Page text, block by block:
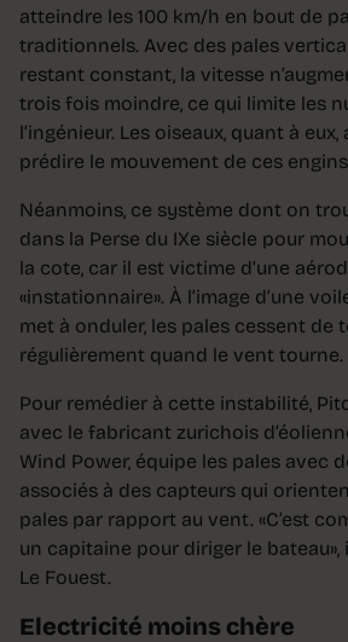
atteindre les 100 km/h en bout de
traditionnels. Avec des pales
restant constant, la vitesse
trois fois moindre, ce qui limite les
l’ingénieur. Les oiseaux, quant à
prédire le mouvement de ces
Néanmoins, ce système dont on
dans la Perse du IXe siècle pour
la cote, car il est victime d’une
«instationnaire». À l’image d’une
met à onduler, les pales cessent de
régulièrement quand le vent tourne.
Pour remédier à cette instabilité,
avec le fabricant zurichois
Wind Power, équipe les pales avec
associés à des capteurs qui
pales par rapport au vent. «C’est
un capitaine pour diriger le bateau»,
Le Fouest.
Electricité moins chère